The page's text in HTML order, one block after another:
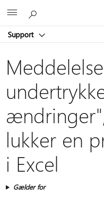
Support
lukker en
i Excel
Gælder for